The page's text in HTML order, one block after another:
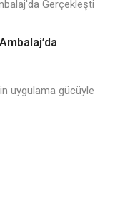
uygulama gücüyle